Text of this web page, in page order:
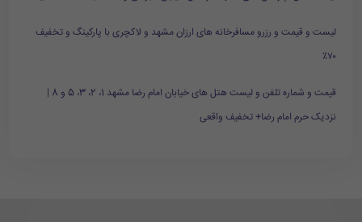
لیست و قیمت و رزرو مسافرخانه های ارزان مشهد و لاکچری با پارکینگ و تخفیف
۷۰٪
قیمت و شماره تلفن و لیست هتل های خیابان امام رضا مشهد 1، 2، 3، 5 و 8 |
نزدیک حرم امام رضا+ تخفیف واقعی